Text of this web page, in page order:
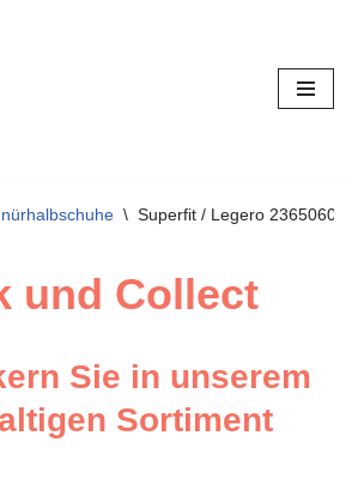
\ Superfit / Legero
und Collect
Sie in unserem
Sortiment